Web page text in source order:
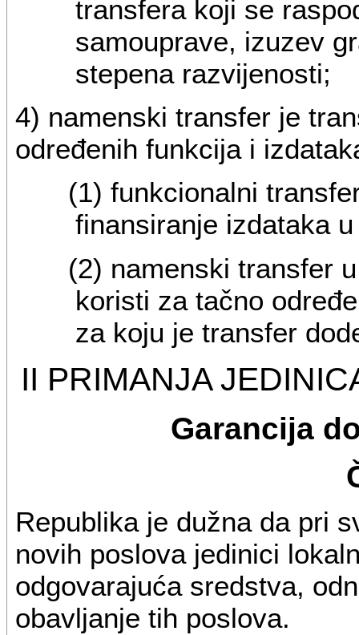
transfera koji se
samouprave, izuzev
stepena razvijenosti;
4) namenski transfer je
određenih funkcija i
(1) funkcionalni
finansiranje izdataka
(2) namenski transfer
koristi za tačno
za koju je transfer
II PRIMANJA
Garancija
Republika je dužna da pri
novih poslova jedinici
odgovarajuća sredstva,
obavljanje tih poslova.